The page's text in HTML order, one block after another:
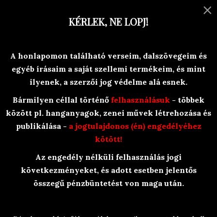
valóság-ok
Branyiczky Rita
×
KÉRLEK, NE LOPJ!
A honlapomon található verseim, dalszövegeim és
egyéb írásaim a saját szellemi termékeim, és mint
ilyenek, a szerzői jog védelme alá esnek.
Bármilyen céllal történő felhasználásuk - többek
között pl. hanganyagok, zenei művek létrehozása és
publikálása - a jogtulajdonos (én) engedélyéhez
kötött!
Az engedély nélküli felhasználás jogi
következményeket, és adott esetben jelentős
összegű pénzbüntetést von maga után.
BraRit Irkái Állatsarok